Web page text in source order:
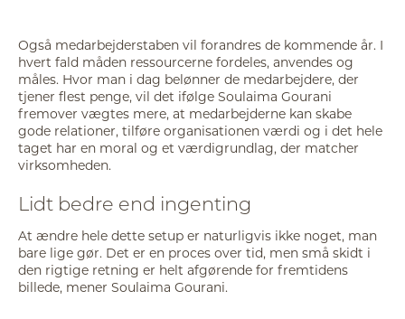
Også medarbejderstaben vil forandres de kommende år. I
hvert fald måden ressourcerne fordeles, anvendes og
måles. Hvor man i dag belønner de medarbejdere, der
tjener flest penge, vil det ifølge Soulaima Gourani
fremover vægtes mere, at medarbejderne kan skabe
gode relationer, tilføre organisationen værdi og i det hele
taget har en moral og et værdigrundlag, der matcher
virksomheden.
Lidt bedre end ingenting
At ændre hele dette setup er naturligvis ikke noget, man
bare lige gør. Det er en proces over tid, men små skidt i
den rigtige retning er helt afgørende for fremtidens
billede, mener Soulaima Gourani.